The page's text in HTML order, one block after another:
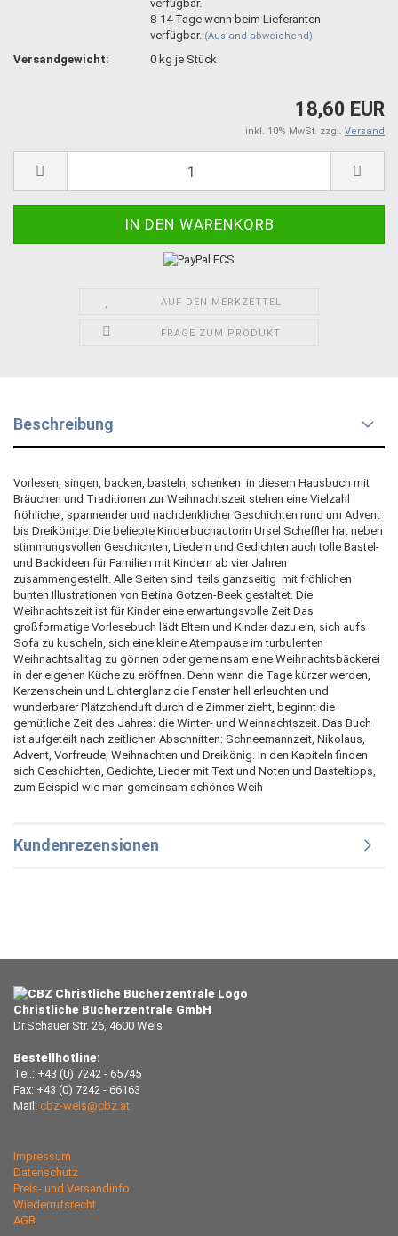
8-14 Tage wenn beim Lieferanten
verfügbar. (Ausland abweichend)
Versandgewicht: 0 kg je Stück
18,60 EUR
inkl. 10% MwSt. zzgl. Versand
AUF DEN MERKZETTEL
FRAGE ZUM PRODUKT
Beschreibung
Vorlesen, singen, backen, basteln, schenken  in diesem Hausbuch mit
Bräuchen und Traditionen zur Weihnachtszeit stehen eine Vielzahl
fröhlicher, spannender und nachdenklicher Geschichten rund um Advent
bis Dreikönige. Die beliebte Kinderbuchautorin Ursel Scheffler hat neben
stimmungsvollen Geschichten, Liedern und Gedichten auch tolle Bastel-
und Backideen für Familien mit Kindern ab vier Jahren
zusammengestellt. Alle Seiten sind  teils ganzseitig  mit fröhlichen
bunten Illustrationen von Betina Gotzen-Beek gestaltet. Die
Weihnachtszeit ist für Kinder eine erwartungsvolle Zeit Das
großformatige Vorlesebuch lädt Eltern und Kinder dazu ein, sich aufs
Sofa zu kuscheln, sich eine kleine Atempause im turbulenten
Weihnachtsalltag zu gönnen oder gemeinsam eine Weihnachtsbäckerei
in der eigenen Küche zu eröffnen. Denn wenn die Tage kürzer werden,
Kerzenschein und Lichterglanz die Fenster hell erleuchten und
wunderbarer Plätzchenduft durch die Zimmer zieht, beginnt die
gemütliche Zeit des Jahres: die Winter- und Weihnachtszeit. Das Buch
ist aufgeteilt nach zeitlichen Abschnitten: Schneemannzeit, Nikolaus,
Advent, Vorfreude, Weihnachten und Dreikönig. In den Kapiteln finden
sich Geschichten, Gedichte, Lieder mit Text und Noten und Basteltipps,
zum Beispiel wie man gemeinsam schönes Weih
Kundenrezensionen
Christliche Bücherzentrale GmbH
Dr.Schauer Str. 26, 4600 Wels
Bestellhotline:
Tel.: +43 (0) 7242 - 65745
Fax: +43 (0) 7242 - 66163
Mail: cbz-wels@cbz.at
Impressum
Datenschutz
Preis- und Versandinfo
Wiederrufsrecht
AGB